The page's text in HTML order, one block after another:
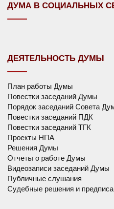
ДУМА В СОЦИАЛЬНЫХ
ДЕЯТЕЛЬНОСТЬ ДУМЫ
План работы Думы
Повестки заседаний Думы
Порядок заседаний Совета
Повестки заседаний ПДК
Повестки заседаний ТГК
Проекты НПА
Решения Думы
Отчеты о работе Думы
Видеозаписи заседаний Думы
Публичные слушания
Судебные решения и